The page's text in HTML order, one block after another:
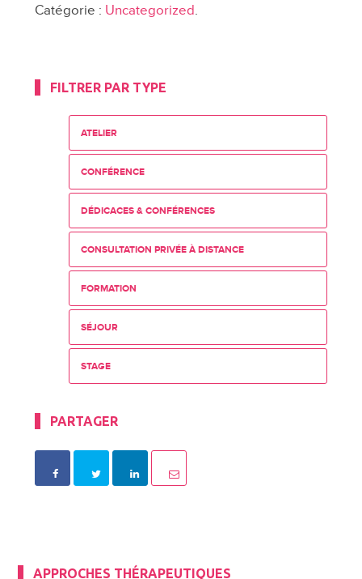
Catégorie : Uncategorized.
FILTRER PAR TYPE
ATELIER
CONFÉRENCE
DÉDICACES & CONFÉRENCES
CONSULTATION PRIVÉE À DISTANCE
FORMATION
SÉJOUR
STAGE
PARTAGER
APPROCHES THÉRAPEUTIQUES